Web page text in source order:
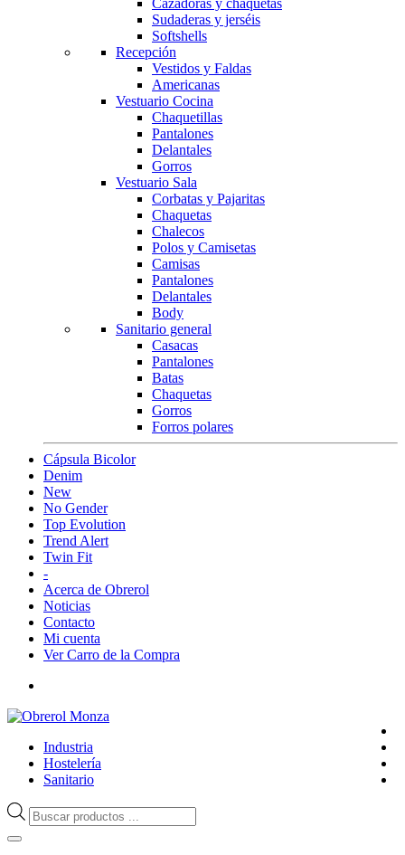
Sudaderas y jerséis
Softshells
Recepción
Vestidos y Faldas
Americanas
Vestuario Cocina
Chaquetillas
Pantalones
Delantales
Gorros
Vestuario Sala
Corbatas y Pajaritas
Chaquetas
Chalecos
Polos y Camisetas
Camisas
Pantalones
Delantales
Body
Sanitario general
Casacas
Pantalones
Batas
Chaquetas
Gorros
Forros polares
Cápsula Bicolor
Denim
New
No Gender
Top Evolution
Trend Alert
Twin Fit
-
Acerca de Obrerol
Noticias
Contacto
Mi cuenta
Ver Carro de la Compra
Industria
Hostelería
Sanitario
Búsqueda
de